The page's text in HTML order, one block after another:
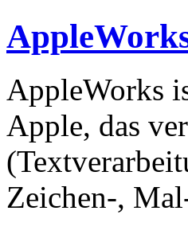
AppleWorks
Apple, das
Zeichen-,